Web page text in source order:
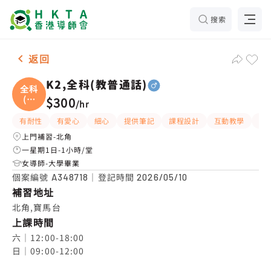
搜索
男-1名 K2,全科(教普通話)，北角 補習推介
返回
全科
(教
普
K2,全科(教普通話)
$300/hr
有耐性 有愛心 細心 提供筆記 課程設計 互動教學
上門補習-北角
一星期1日-1小時/堂
女導師-大學畢業
個案編號 A348718 ｜登記時間2026/05/10
補習地址
北角,寶馬台
上課時間
六｜12:00-18:00
日｜09:00-12:00